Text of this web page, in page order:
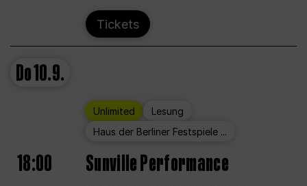
Tickets
Do10.9.
Unlimited
Lesung
Haus der Berliner Festspiele ...
18:00 Sunville Performance